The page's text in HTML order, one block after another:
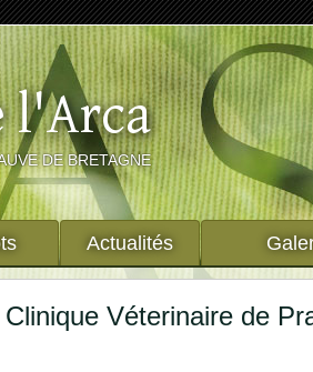
l'Arca
DE BRETAGNE
Actualités
Clinique Véterinaire de